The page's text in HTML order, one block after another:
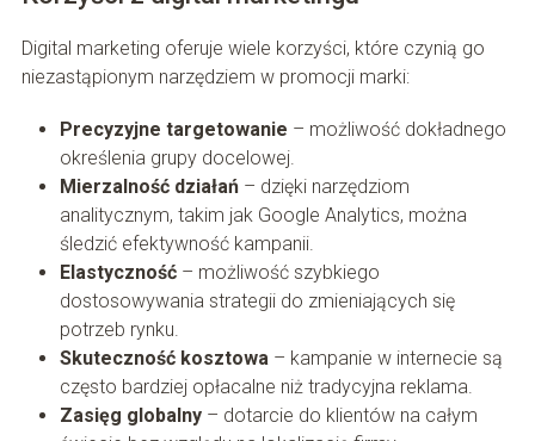
Digital marketing oferuje wiele korzyści, które czynią go
niezastąpionym narzędziem w promocji marki:
Precyzyjne targetowanie – możliwość dokładnego
określenia grupy docelowej.
Mierzalność działań– dzięki narzędziom
analitycznym, takim jak Google Analytics, można
śledzić efektywność kampanii.
Elastyczność– możliwość szybkiego
dostosowywania strategii do zmieniających się
potrzeb rynku.
Skuteczność kosztowa– kampanie w internecie są
często bardziej opłacalne niż tradycyjna reklama.
Zasięg globalny– dotarcie do klientów na całym